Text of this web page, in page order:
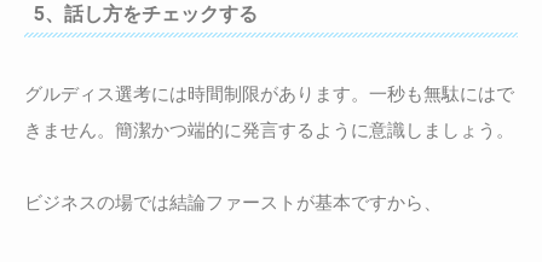
5、話し方をチェックする
グルディス選考には時間制限があります。一秒も無駄にはで
きません。簡潔かつ端的に発言するように意識しましょう。
ビジネスの場では結論ファーストが基本ですから、